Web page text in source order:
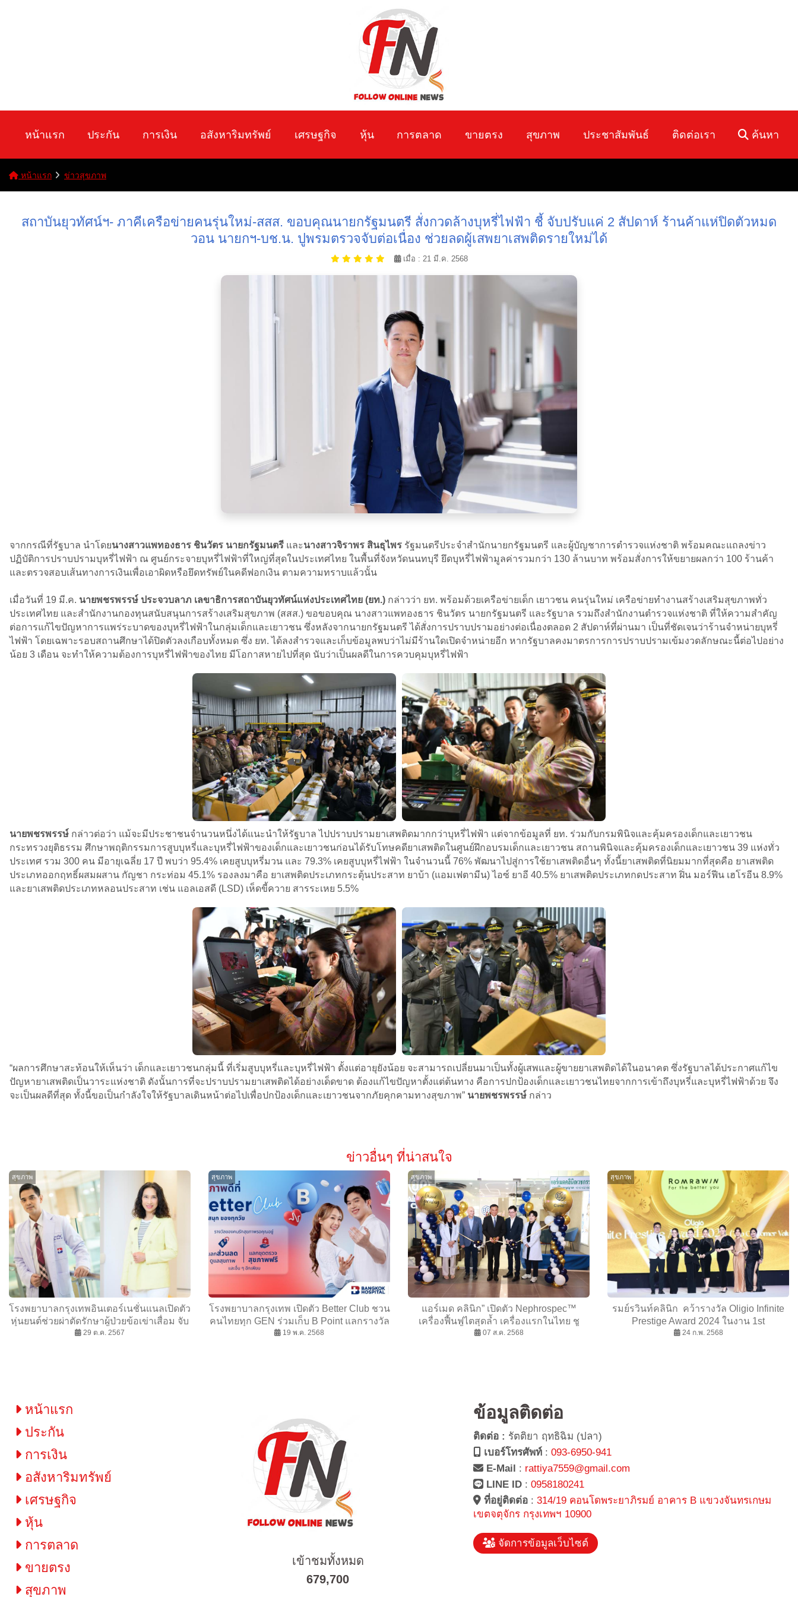
หน้าแรก ประกัน การเงิน อสังหาริมทรัพย์ เศรษฐกิจ หุ้น การตลาด ขายตรง สุขภาพ ประชาสัมพันธ์ ติดต่อเรา ค้นหา
หน้าแรก ข่าวสุขภาพ
สถาบันยุวทัศน์ฯ- ภาคีเครือข่ายคนรุ่นใหม่-สสส. ขอบคุณนายกรัฐมนตรี สั่งกวดล้างบุหรี่ไฟฟ้า ชี้ จับปรับแค่ 2 สัปดาห์ ร้านค้าแห่ปิดตัวหมด
วอน นายกฯ-บช.น. ปูพรมตรวจจับต่อเนื่อง ช่วยลดผู้เสพยาเสพติดรายใหม่ได้
เมื่อ : 21 มี.ค. 2568
จากกรณีที่รัฐบาล นำโดยนางสาวแพทองธาร ชินวัตร นายกรัฐมนตรี และนางสาวจิราพร สินธุไพร รัฐมนตรีประจำสำนักนายกรัฐมนตรี และผู้บัญชาการตำรวจแห่งชาติ พร้อมคณะแถลงข่าว
ปฏิบัติการปราบปรามบุหรี่ไฟฟ้า ณ ศูนย์กระจายบุหรี่ไฟฟ้าที่ใหญ่ที่สุดในประเทศไทย ในพื้นที่จังหวัดนนทบุรี ยึดบุหรี่ไฟฟ้ามูลค่ารวมกว่า 130 ล้านบาท พร้อมสั่งการให้ขยายผลกว่า 100 ร้านค้า
และตรวจสอบเส้นทางการเงินเพื่อเอาผิดหรือยึดทรัพย์ในคดีฟอกเงิน ตามความทราบแล้วนั้น
เมื่อวันที่ 19 มี.ค. นายพชรพรรษ์ ประจวบลาภ เลขาธิการสถาบันยุวทัศน์แห่งประเทศไทย (ยท.) กล่าวว่า ยท. พร้อมด้วยเครือข่ายเด็ก เยาวชน คนรุ่นใหม่ เครือข่ายทำงานสร้างเสริมสุขภาพทั่ว
ประเทศไทย และสำนักงานกองทุนสนับสนุนการสร้างเสริมสุขภาพ (สสส.) ขอขอบคุณ นางสาวแพทองธาร ชินวัตร นายกรัฐมนตรี และรัฐบาล รวมถึงสำนักงานตำรวจแห่งชาติ ที่ให้ความสำคัญ
ต่อการแก้ไขปัญหาการแพร่ระบาดของบุหรี่ไฟฟ้าในกลุ่มเด็กและเยาวชน ซึ่งหลังจากนายกรัฐมนตรี ได้สั่งการปราบปรามอย่างต่อเนื่องตลอด 2 สัปดาห์ที่ผ่านมา เป็นที่ชัดเจนว่าร้านจำหน่ายบุหรี่
ไฟฟ้า โดยเฉพาะรอบสถานศึกษาได้ปิดตัวลงเกือบทั้งหมด ซึ่ง ยท. ได้ลงสำรวจและเก็บข้อมูลพบว่าไม่มีร้านใดเปิดจำหน่ายอีก หากรัฐบาลคงมาตรการการปราบปรามเข้มงวดลักษณะนี้ต่อไปอย่าง
น้อย 3 เดือน จะทำให้ความต้องการบุหรี่ไฟฟ้าของไทย มีโอกาสหายไปที่สุด นับว่าเป็นผลดีในการควบคุมบุหรี่ไฟฟ้า
นายพชรพรรษ์ กล่าวต่อว่า แม้จะมีประชาชนจำนวนหนึ่งได้แนะนำให้รัฐบาล ไปปราบปรามยาเสพติดมากกว่าบุหรี่ไฟฟ้า แต่จากข้อมูลที่ ยท. ร่วมกับกรมพินิจและคุ้มครองเด็กและเยาวชน
กระทรวงยุติธรรม ศึกษาพฤติกรรมการสูบบุหรี่และบุหรี่ไฟฟ้าของเด็กและเยาวชนก่อนได้รับโทษคดียาเสพติดในศูนย์ฝึกอบรมเด็กและเยาวชน สถานพินิจและคุ้มครองเด็กและเยาวชน 39 แห่งทั่ว
ประเทศ รวม 300 คน มีอายุเฉลี่ย 17 ปี พบว่า 95.4% เคยสูบบุหรี่มวน และ 79.3% เคยสูบบุหรี่ไฟฟ้า ในจำนวนนี้ 76% พัฒนาไปสู่การใช้ยาเสพติดอื่นๆ ทั้งนี้ยาเสพติดที่นิยมมากที่สุดคือ ยาเสพติด
ประเภทออกฤทธิ์ผสมผสาน กัญชา กระท่อม 45.1% รองลงมาคือ ยาเสพติดประเภทกระตุ้นประสาท ยาบ้า (แอมเฟตามีน) ไอซ์ ยาอี 40.5% ยาเสพติดประเภทกดประสาท ฝิ่น มอร์ฟีน เฮโรอีน 8.9%
และยาเสพติดประเภทหลอนประสาท เช่น แอลเอสดี (LSD) เห็ดขี้ควาย สารระเหย 5.5%
“ผลการศึกษาสะท้อนให้เห็นว่า เด็กและเยาวชนกลุ่มนี้ ที่เริ่มสูบบุหรี่และบุหรี่ไฟฟ้า ตั้งแต่อายุยังน้อย จะสามารถเปลี่ยนมาเป็นทั้งผู้เสพและผู้ขายยาเสพติดได้ในอนาคต ซึ่งรัฐบาลได้ประกาศแก้ไข
ปัญหายาเสพติดเป็นวาระแห่งชาติ ดังนั้นการที่จะปราบปรามยาเสพติดได้อย่างเด็ดขาด ต้องแก้ไขปัญหาตั้งแต่ต้นทาง คือการปกป้องเด็กและเยาวชนไทยจากการเข้าถึงบุหรี่และบุหรี่ไฟฟ้าด้วย จึง
จะเป็นผลดีที่สุด ทั้งนี้ขอเป็นกำลังใจให้รัฐบาลเดินหน้าต่อไปเพื่อปกป้องเด็กและเยาวชนจากภัยคุกคามทางสุขภาพ” นายพชรพรรษ์ กล่าว
ข่าวอื่นๆ ที่น่าสนใจ
สุขภาพ
โรงพยาบาลกรุงเทพอินเตอร์เนชั่นแนลเปิดตัว
หุ่นยนต์ช่วยผ่าตัดรักษาผู้ป่วยข้อเข่าเสื่อม จับ
มือเคทีซีมอบสิทธิพิเศษสำหรับสมาชิก
29 ต.ค. 2567
สุขภาพ
โรงพยาบาลกรุงเทพ เปิดตัว Better Club ชวน
คนไทยทุก GEN ร่วมเก็บ B Point แลกรางวัล
ดูแลสุขภาพ
19 พ.ค. 2568
สุขภาพ
แอร์เมด คลินิก” เปิดตัว Nephrospec™
เครื่องฟื้นฟูไตสุดล้ำ เครื่องแรกในไทย ชู
เทคโนโลยีระดับโลกดูแลไตแบบไม่ใช้ยา
07 ส.ค. 2568
สุขภาพ
รมย์รวินท์คลินิก คว้ารางวัล Oligio Infinite
Prestige Award 2024 ในงาน 1st
Wontechasia Prestige Gala Night
24 ก.พ. 2568
หน้าแรก
ประกัน
การเงิน
อสังหาริมทรัพย์
เศรษฐกิจ
หุ้น
การตลาด
ขายตรง
สุขภาพ
เข้าชมทั้งหมด
679,700
ข้อมูลติดต่อ
ติดต่อ : รัตติยา ฤทธิฉิม (ปลา)
เบอร์โทรศัพท์ :093-6950-941
E-Mail : rattiya7559@gmail.com
LINE ID :0958180241
ที่อยู่ติดต่อ :314/19 คอนโดพระยาภิรมย์ อาคาร B แขวงจันทรเกษม
เขตจตุจักร กรุงเทพฯ 10900
จัดการข้อมูลเว็บไซต์